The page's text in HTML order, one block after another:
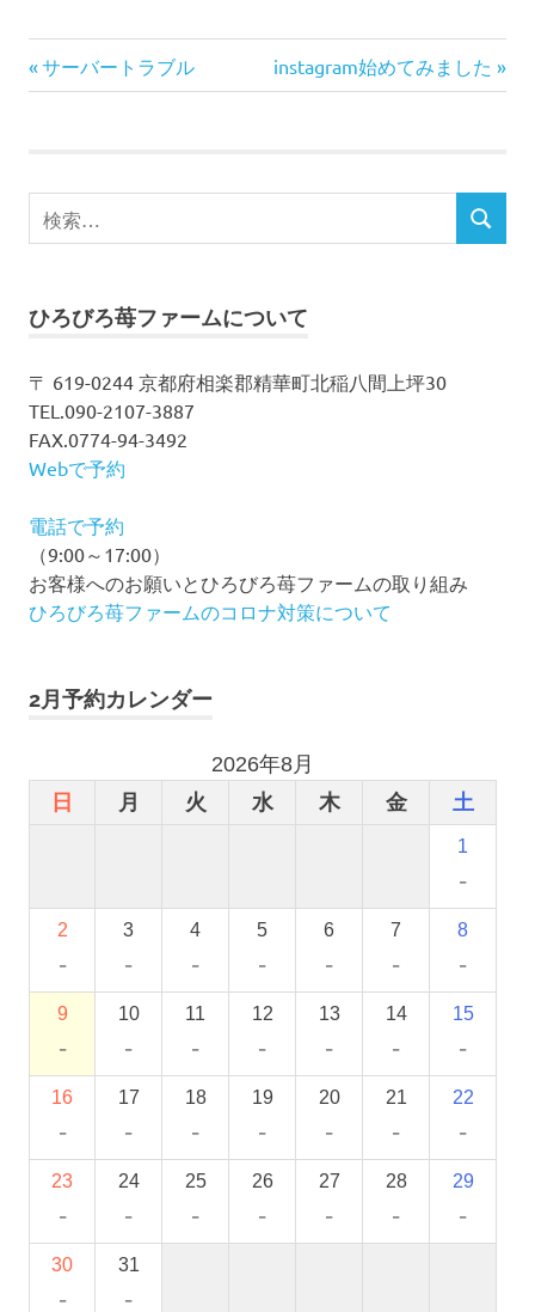
チ
投
ビ
ー
シ
ョ
ン
前
の
サーバートラブル
次
の
instagram始めてみました
検
索
検
ひろびろ苺ファームについて
〒 619-0244 京都府相楽郡精華町北稲八間上坪30
TEL.090-2107-3887
FAX.0774-94-3492
Webで予約
電話で予約
（9:00～17:00）
お客様へのお願いとひろびろ苺ファームの取り組み
ひろびろ苺ファームのコロナ対策について
2月予約カレンダー
2026年8月
日
月 火 水 木 金 土
1
-
2
-
3
-
4
-
5
-
6
-
7
-
8
-
9
-
10
-
11
-
12
-
13
-
14
-
15
-
16
-
17
-
18
-
19
-
20
-
21
-
22
-
23
-
24
-
25
-
26
-
27
-
28
-
29
-
30
-
31
-